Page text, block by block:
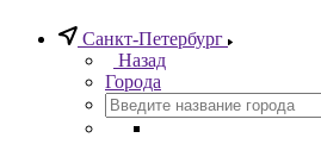
Санкт-Петербург
Назад
Города